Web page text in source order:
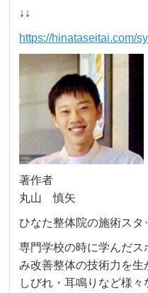
↓↓
https://hinataseitai.com/
著作者
丸山 慎矢
ひなた整体院の施術スタ
専門学校の時に学んだ
み改善整体の技術力を
しびれ・耳鳴りなど様